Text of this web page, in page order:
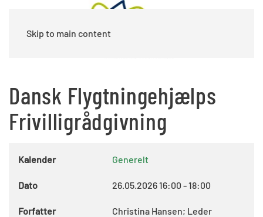
Skip to main content
Dansk Flygtningehjælps
Frivilligrådgivning
Kalender Generelt
Dato 26.05.202616:00 -18:00
Forfatter Christina Hansen; Leder